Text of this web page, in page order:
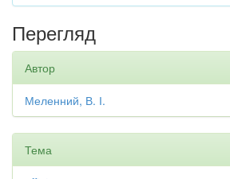
Перегляд
Автор
Меленний, В. І.
Тема